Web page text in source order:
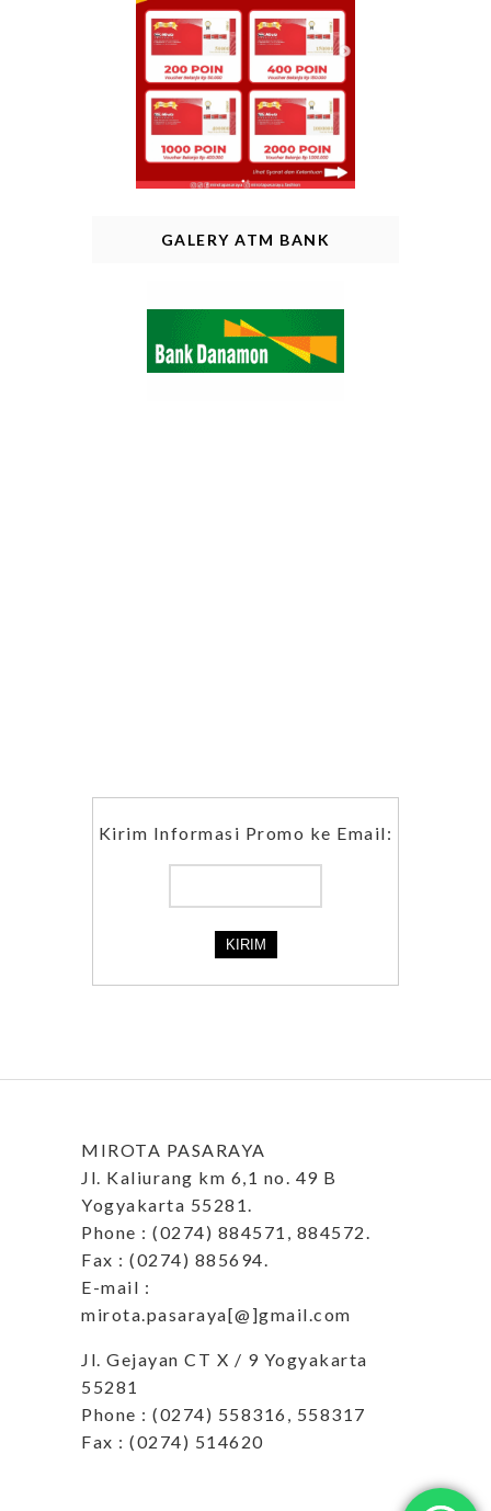
GALERY ATM BANK
Kirim Informasi Promo ke Email:
MIROTA PASARAYA
Jl. Kaliurang km 6,1 no. 49 B
Yogyakarta 55281.
Phone : (0274) 884571, 884572.
Fax : (0274) 885694.
E-mail :
mirota.pasaraya[@]gmail.com
Jl. Gejayan CT X / 9 Yogyakarta
55281
Phone : (0274) 558316, 558317
Fax : (0274) 514620